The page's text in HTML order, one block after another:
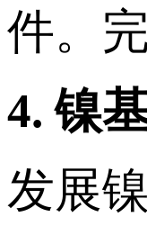
件。
4. 镍
发展